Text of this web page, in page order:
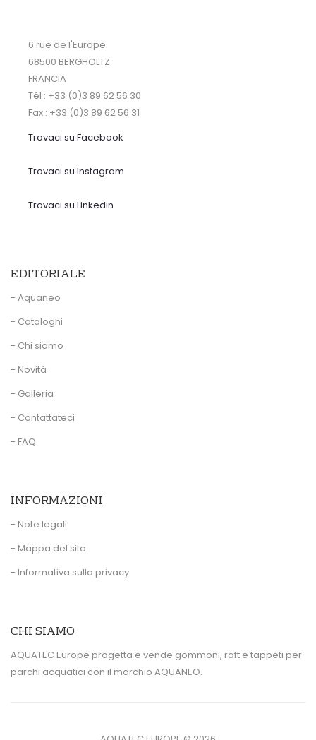
6 rue de l'Europe
68500 BERGHOLTZ
FRANCIA
Tél : +33 (0)3 89 62 56 30
Fax : +33 (0)3 89 62 56 31
Trovaci su Facebook
Trovaci su Instagram
Trovaci su Linkedin
EDITORIALE
- Aquaneo
- Cataloghi
- Chi siamo
- Novità
- Galleria
- Contattateci
- FAQ
INFORMAZIONI
- Note legali
- Mappa del sito
- Informativa sulla privacy
CHI SIAMO
AQUATEC Europe progetta e vende gommoni, raft e tappeti per
parchi acquatici con il marchio AQUANEO.